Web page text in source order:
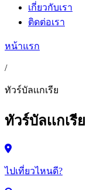
เกี่ยวกับเรา
ติดต่อเรา
หน้าแรก
/
ทัวร์บัลเเกเรีย
ทัวร์บัลเเกเรีย
ไปเที่ยวไหนดี?